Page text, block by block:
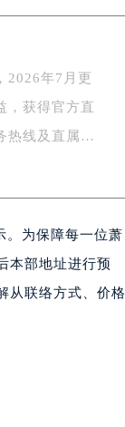
前预约）
前预约）
2026年7月更
，获得官方直
热线及直属售
。为保障每一位萧
本部地址进行预
从联络方式、价格